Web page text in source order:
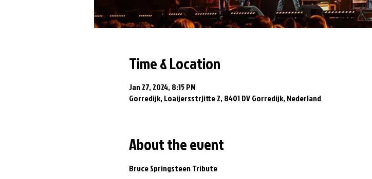
Time & Location
Jan 27, 2024, 8:15 PM
Gorredijk, Loaijersstrjitte 2, 8401 DV Gorredijk, Nederland
About the event
Bruce Springsteen Tribute